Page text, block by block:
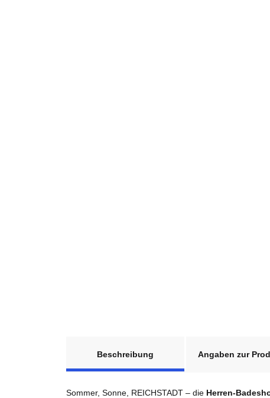
Beschreibung
Angaben zur
Sommer, Sonne, REICHSTADT – die Herren-